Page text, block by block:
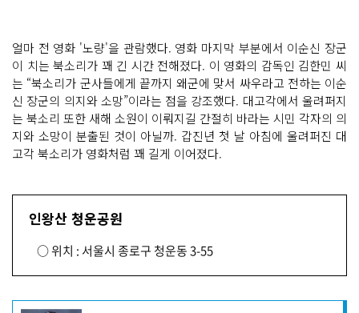
얼마 전 영화 '노량'을 관람했다. 영화 마지막 부분에서 이순신 장군
이 치는 북소리가 꽤 긴 시간 전해졌다. 이 영화의 감독인 김한민 씨
는 “북소리가 군사들에게 끝까지 왜군에 맞서 싸우라고 전하는 이순
신 장군의 의지와 소망”이라는 점을 강조했다. 대고각에서 울려퍼지
는 북소리 또한 새해 소원이 이뤄지길 간절히 바라는 시민 각자의 의
지와 소망이 분출된 것이 아닐까. 갑진년 첫 날 아침에 울려퍼진 대
고각 북소리가 영화처럼 꽤 길게 이어졌다.
인왕산 청운공원
○ 위치 : 서울시 종로구 청운동 3-55